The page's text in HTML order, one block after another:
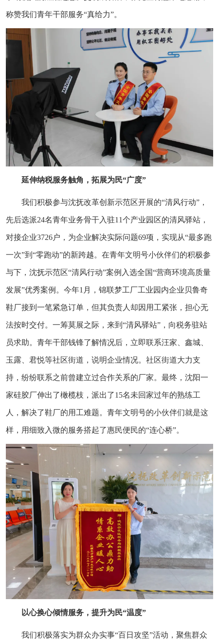
称赞我们青年干部服务“真给力”。
延伸纳税服务触角，拓展为民“广度”
我们积极参与沈抚改革创新示范区开展的“清风行动”，
先后选派24名青年业务骨干入驻11个产业园区的清风驿站，
对接企业3726户，为企业解决实际问题69项，实现从“最多跑
一次”到“零跑动”的新跨越。在青年文明号小伙伴们的积极参
与下，沈抚示范区“清风行动”案例入选全国“营商环境高质量
发展”优秀案例。今年1月，锦联梦工厂工业园内企业贝鲁奇
鞋厂接到一笔紧急订单，但其负责人却因用工紧张，担心无
法按时交付。一筹莫展之际，来到“清风驿站”，向税务驻站
员求助。青年干部钱锋了解情况后，立即联系汪家、鑫城、
玉露、君悦等社区街道，说明企业情况。社区街道大力支
持，纷纷联系之前曾建立过合作关系的厂家。最终，沈阳一
家硅胶厂伸出了橄榄枝，派出了15名未回家过年的熟练工
人，解决了鞋厂的用工难题。青年文明号的小伙伴们就是这
样，用细致入微的服务搭起了惠民便民的“连心桥”。
以心换心倾情服务，提升为民“温度”
我们积极落实为群众办实事“百日攻坚”活动，聚焦群众